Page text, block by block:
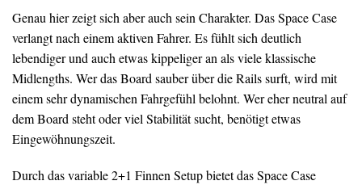
Genau hier zeigt sich aber auch sein Charakter. Das Space Case
verlangt nach einem aktiven Fahrer. Es fühlt sich deutlich
lebendiger und auch etwas kippeliger an als viele klassische
Midlengths. Wer das Board sauber über die Rails surft, wird mit
einem sehr dynamischen Fahrgefühl belohnt. Wer eher neutral auf
dem Board steht oder viel Stabilität sucht, benötigt etwas
Eingewöhnungszeit.
Durch das variable 2+1 Finnen Setup bietet das Space Case